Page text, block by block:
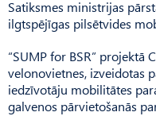
Satiksmes ministrijas
ilgtspējīgas pilsētvides
“SUMP for BSR” projektā
velonovietnes, izveidotas
iedzīvotāju mobilitātes
galvenos pārvietošanās